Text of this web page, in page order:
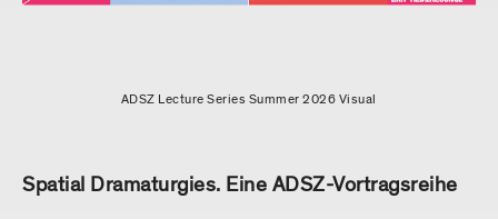
ADSZ Lecture Series Summer 2026 Visual
Spatial Dramaturgies. Eine ADSZ-Vortragsreihe